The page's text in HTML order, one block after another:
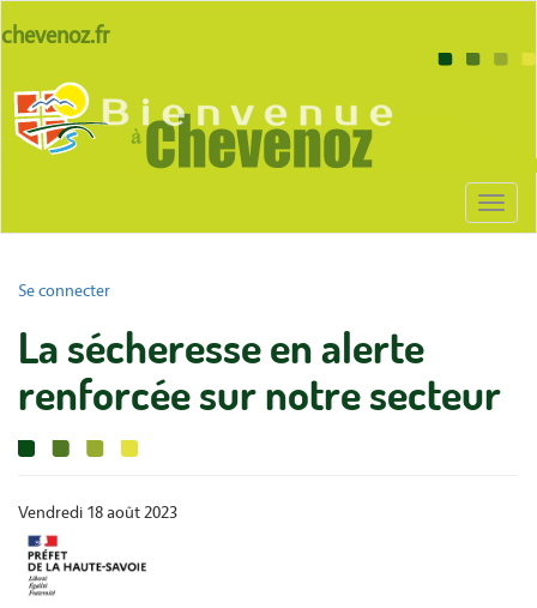
au
principal
lien
chevenoz
chevenoz.fr
Toggle
User
account
menu
Se connecter
La sécheresse en alerte
renforcée sur notre secteur
Vendredi 18 août 2023